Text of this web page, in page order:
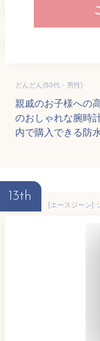
どんどん(50代・男性)
親戚のお子様への
のおしゃれな腕時
内で購入できる防
13th